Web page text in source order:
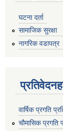
घटना दर्ता
सामाजिक सुरक्षा
नागरिक वडापत्र
वार्षिक प्रगति
चौमासिक प्रगति